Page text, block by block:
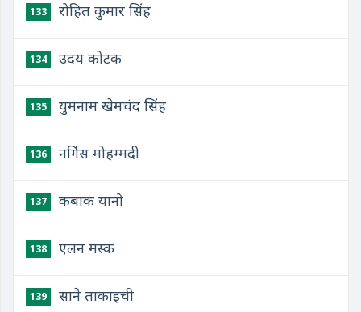
133 रोहित कुमार सिंह
134 उदय कोटक
135 युमनाम खेमचंद सिंह
136 नर्गिस मोहम्मदी
137 कबाक यानो
138 एलन मस्क
139 साने ताकाइची